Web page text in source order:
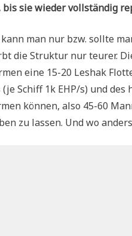
sie wieder vollständig
man nur bzw. sollte
die Struktur nur teurer.
eine 15-20 Leshak
Schiff 1k EHP/s) und des
können, also 45-60
zu lassen. Und wo